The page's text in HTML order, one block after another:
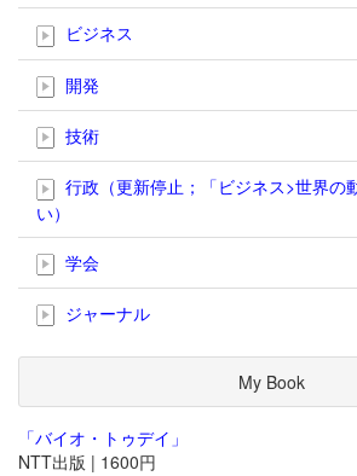
ビジネス
開発
技術
行政（更新停止；「ビジネス>世界の
い）
学会
ジャーナル
My Book
「バイオ・トゥデイ」
NTT出版 | 1600円